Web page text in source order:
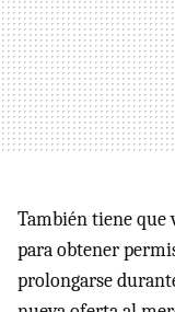
También tiene que
para obtener
prolongarse